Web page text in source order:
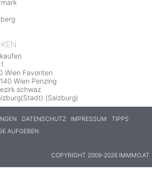
Wien Favoriten
Wien Penzing
schwaz
(Salzburg)
DATENSCHUTZ IMPRESSUM
TIPPS
AUFGEBEN
COPYRIGHT 2009-2026 IMMMO.AT